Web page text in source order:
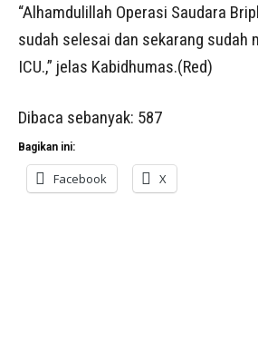
“Alhamdulillah Operasi Saudara
sudah selesai dan sekarang sudah
ICU.,” jelas Kabidhumas.(Red)
Dibaca sebanyak: 587
Bagikan ini:
Facebook X